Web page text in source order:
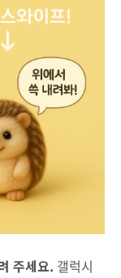
주세요. 갤럭시